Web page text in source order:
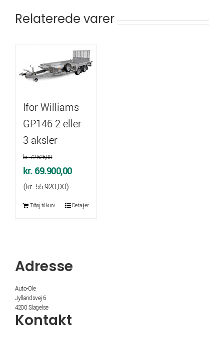
Relaterede varer
Ifor Williams
GP146 2 eller
3 aksler
kr.72.625,00
Den
oprindelige
pris
kr. 69.900,00Den
pris
(kr. 55.920,00)
Tilføj til kurv Detaljer
Adresse
Auto-Ole
Jyllandsvej 6
4200 Slagelse
Kontakt